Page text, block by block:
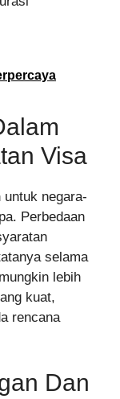
Visa
negara-
Perbedaan
selama
lebih
kuat,
rencana
Dan